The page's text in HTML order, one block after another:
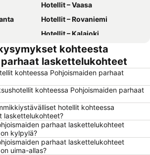
Hotellit – Vaasa
Hotellit – Rovaniemi
Hotellit – Kalajoki
Hotellit – Joensuu
Hotellit – Kööpenhamina
Hotellit – Gdańsk
Hotellit – Hämeenlinna
Hotellit – Kreikka
Hotellit – Aurinkorannikko
Hotellit – Koh Lanta
kohteesta
parhaat laskettelukohteet
kohteessa Pohjoismaiden parhaat
kohteessa Pohjoismaiden parhaat
hotellit kohteessa
laskettelukohteet?
parhaat laskettelukohteet
kylpylä?
parhaat laskettelukohteet
uima-allas?